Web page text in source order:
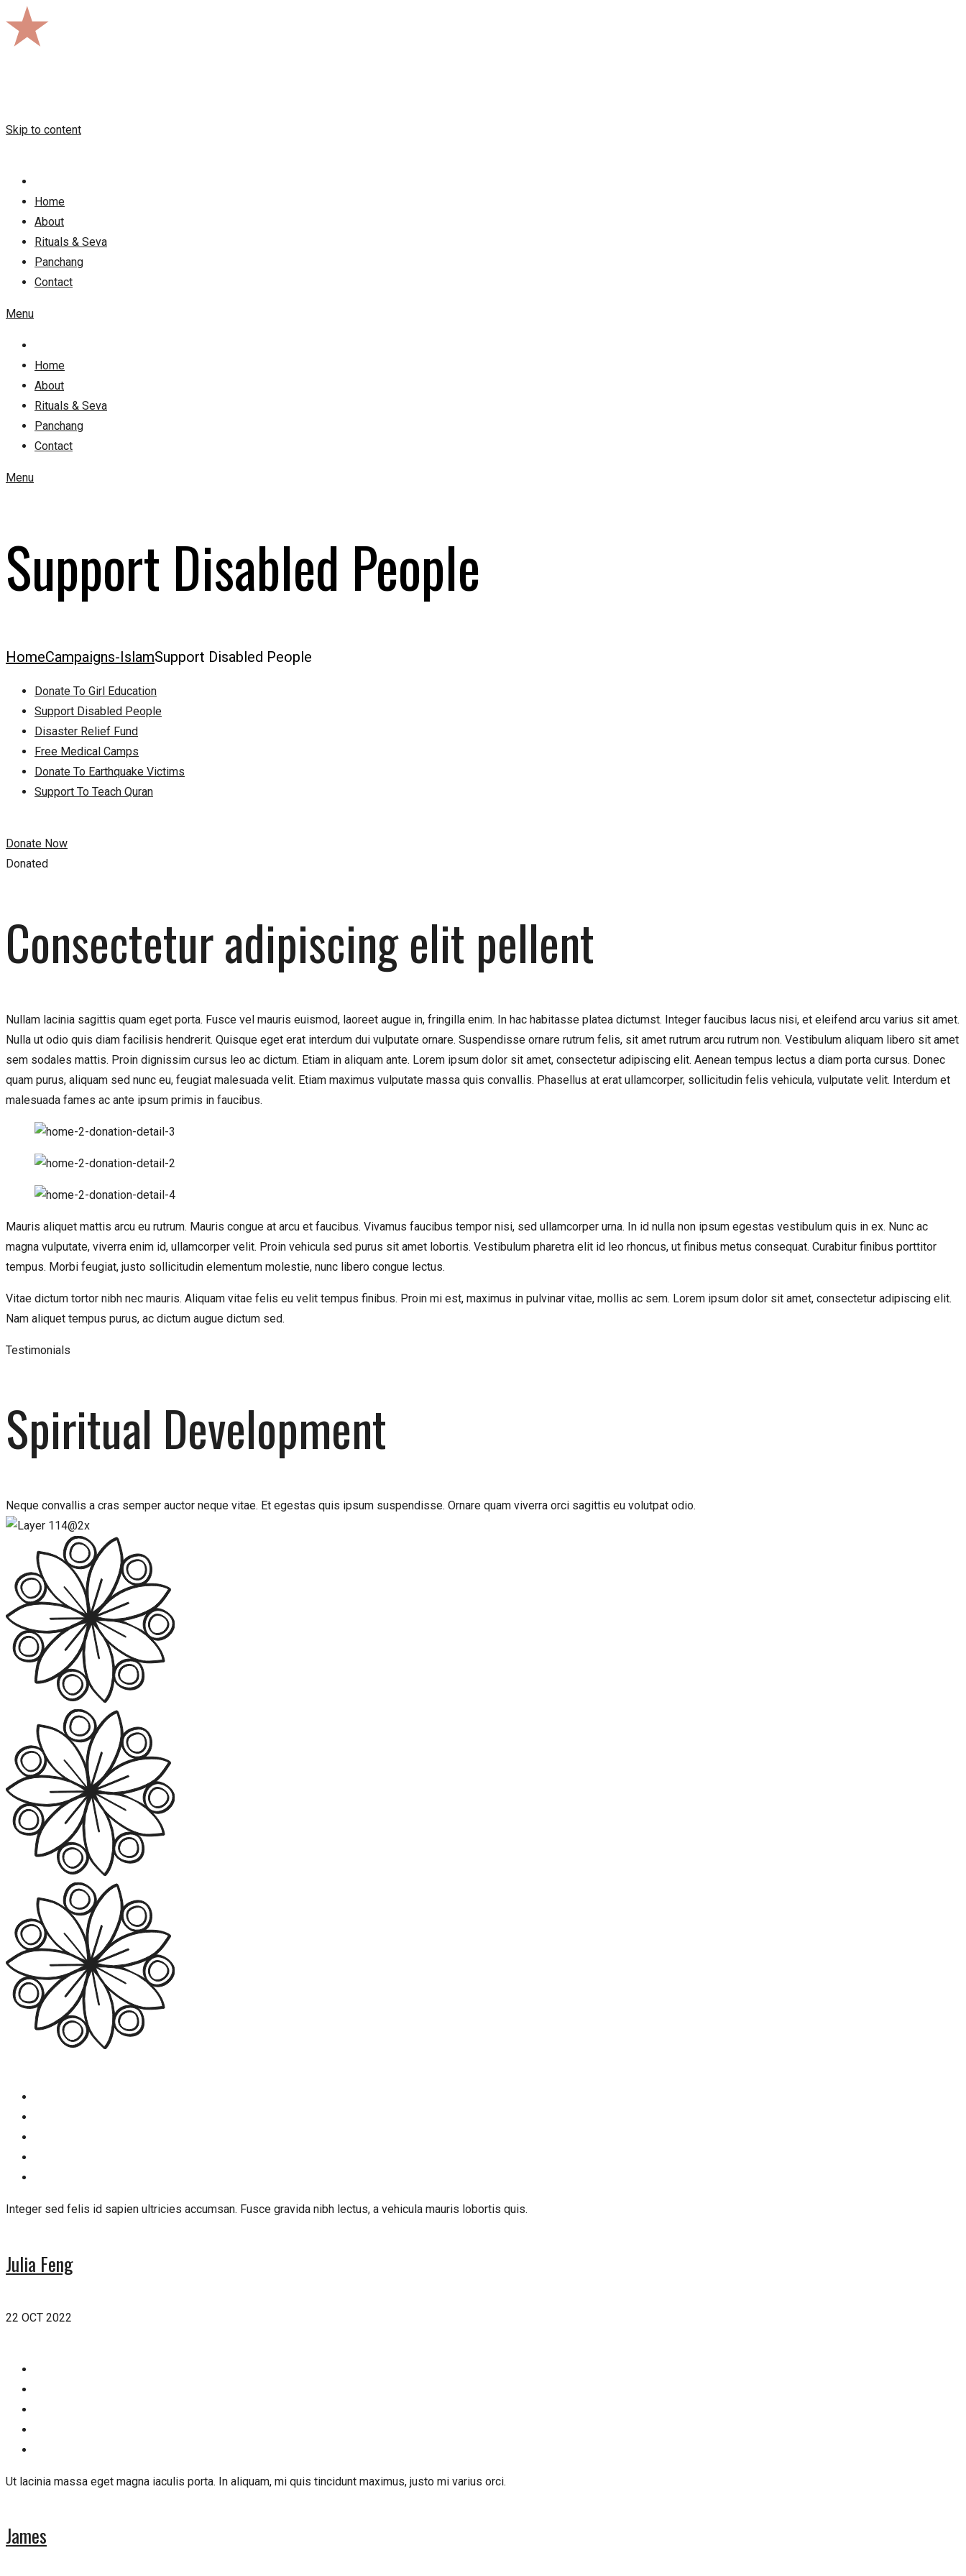
Skip to content
Home
About
Rituals & Seva
Panchang
Contact
Menu
Home
About
Rituals & Seva
Panchang
Contact
Menu
Support Disabled People
HomeCampaigns-IslamSupport Disabled People
Donate To Girl Education
Support Disabled People
Disaster Relief Fund
Free Medical Camps
Donate To Earthquake Victims
Support To Teach Quran
Donate Now
Donated
Consectetur adipiscing elit pellent
Nullam lacinia sagittis quam eget porta. Fusce vel mauris euismod, laoreet augue in, fringilla enim. In hac habitasse platea dictumst. Integer faucibus lacus nisi, et eleifend arcu varius sit amet.
Nulla ut odio quis diam facilisis hendrerit. Quisque eget erat interdum dui vulputate ornare. Suspendisse ornare rutrum felis, sit amet rutrum arcu rutrum non. Vestibulum aliquam libero sit amet
sem sodales mattis. Proin dignissim cursus leo ac dictum. Etiam in aliquam ante. Lorem ipsum dolor sit amet, consectetur adipiscing elit. Aenean tempus lectus a diam porta cursus. Donec
quam purus, aliquam sed nunc eu, feugiat malesuada velit. Etiam maximus vulputate massa quis convallis. Phasellus at erat ullamcorper, sollicitudin felis vehicula, vulputate velit. Interdum et
malesuada fames ac ante ipsum primis in faucibus.
Mauris aliquet mattis arcu eu rutrum. Mauris congue at arcu et faucibus. Vivamus faucibus tempor nisi, sed ullamcorper urna. In id nulla non ipsum egestas vestibulum quis in ex. Nunc ac
magna vulputate, viverra enim id, ullamcorper velit. Proin vehicula sed purus sit amet lobortis. Vestibulum pharetra elit id leo rhoncus, ut finibus metus consequat. Curabitur finibus porttitor
tempus. Morbi feugiat, justo sollicitudin elementum molestie, nunc libero congue lectus.
Vitae dictum tortor nibh nec mauris. Aliquam vitae felis eu velit tempus finibus. Proin mi est, maximus in pulvinar vitae, mollis ac sem. Lorem ipsum dolor sit amet, consectetur adipiscing elit.
Nam aliquet tempus purus, ac dictum augue dictum sed.
Testimonials
Spiritual Development
Neque convallis a cras semper auctor neque vitae. Et egestas quis ipsum suspendisse. Ornare quam viverra orci sagittis eu volutpat odio.
Integer sed felis id sapien ultricies accumsan. Fusce gravida nibh lectus, a vehicula mauris lobortis quis.
Julia Feng
22 OCT 2022
Ut lacinia massa eget magna iaculis porta. In aliquam, mi quis tincidunt maximus, justo mi varius orci.
James